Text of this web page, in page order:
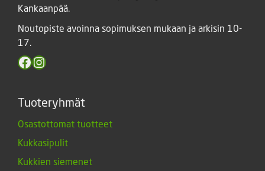
Kankaanpää.
Noutopiste avoinna sopimuksen mukaan ja arkisin 10-
17.
Facebook
Instagram
Tuoteryhmät
Osastottomat tuotteet
Kukkasipulit
Kukkien siemenet